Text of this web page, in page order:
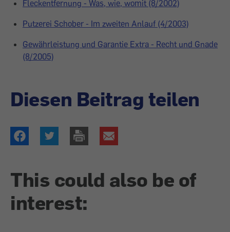
Fleckentfernung - Was, wie, womit (8/2002)
Putzerei Schober - Im zweiten Anlauf (4/2003)
Gewährleistung und Garantie Extra - Recht und Gnade
(8/2005)
Diesen Beitrag teilen
This could also be of
interest: